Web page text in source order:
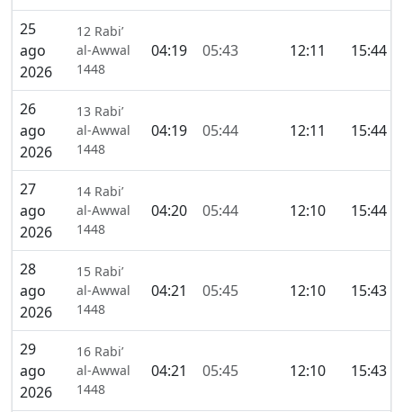
25
ago
2026
12 Rabi’
al-Awwal
1448
04:19 05:43 12:11 15:44
26
ago
2026
13 Rabi’
al-Awwal
1448
04:19 05:44 12:11 15:44
27
ago
2026
14 Rabi’
al-Awwal
1448
04:20 05:44 12:10 15:44
28
ago
2026
15 Rabi’
al-Awwal
1448
04:21 05:45 12:10 15:43
29
ago
2026
16 Rabi’
al-Awwal
1448
04:21 05:45 12:10 15:43